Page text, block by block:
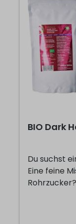
BIO Dark
Du suchst
Eine feine